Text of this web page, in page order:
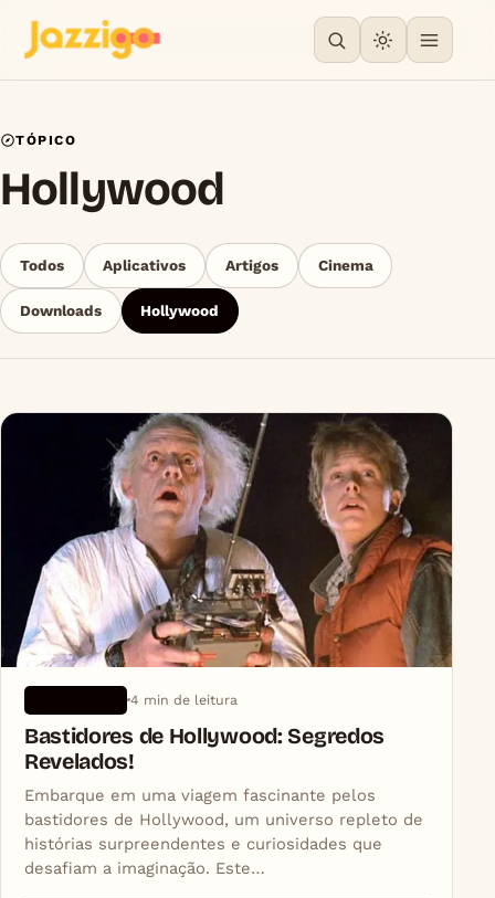
TÓPICO
Hollywood
Todos Aplicativos Artigos Cinema
Downloads Hollywood
Articles
4 min de leitura
Bastidores de Hollywood: Segredos
Revelados!
Embarque em uma viagem fascinante pelos
bastidores de Hollywood, um universo repleto de
histórias surpreendentes e curiosidades que
desafiam a imaginação. Este…